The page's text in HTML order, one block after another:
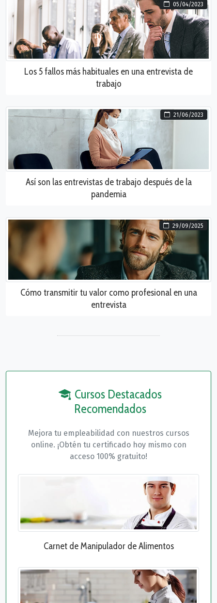
05/04/2023
Los 5 fallos más habituales en una entrevista de
trabajo
21/06/2023
Así son las entrevistas de trabajo después de la
pandemia
29/09/2025
Cómo transmitir tu valor como profesional en una
entrevista
Cursos Destacados
Recomendados
Mejora tu empleabilidad con nuestros cursos
online. ¡Obtén tu certificado hoy mismo con
acceso 100% gratuito!
Carnet de Manipulador de Alimentos